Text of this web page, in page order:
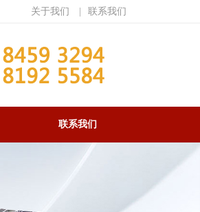
关于我们 联系我们
联系我们